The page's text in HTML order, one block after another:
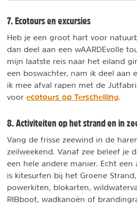
7. Ecotours en excursies
Heb je een groot hart voor
dan deel aan een wAARDEvolle
mijn laatste reis naar het eiland
een boswachter, nam ik deel aan
ik mee afval rapen met de
voor ecotours op Terschelling
8. Activiteiten op het strand en in
Vang de frisse zeewind in de
zeilweekend. Vanaf zee beleef je
een hele andere manier. Echt een
is kitesurfen bij het Groene
powerkiten, blokarten,
RIBboot, wadkanoën of